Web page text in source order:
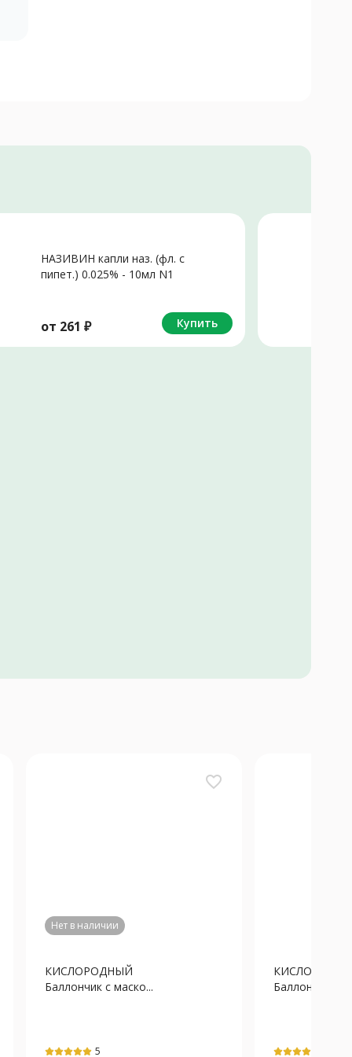
НАЗИВИН капли наз. (фл. с
пипет.) 0.025% - 10мл N1
от 261 ₽ Купить
favorite_border
Нет в наличии
КИСЛОРОДНЫЙ
Баллончик с маско...
5
Баллончик с